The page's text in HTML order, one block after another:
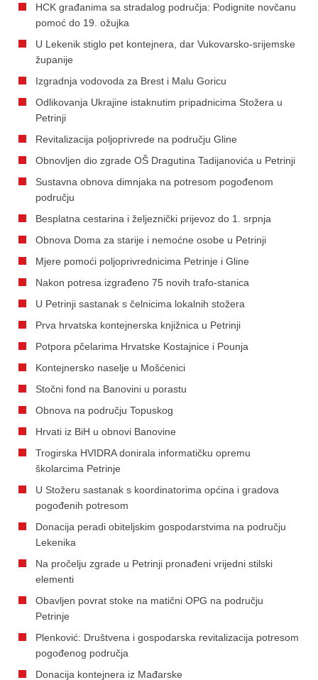
HCK građanima sa stradalog područja: Podignite novčanu
pomoć do 19. ožujka
U Lekenik stiglo pet kontejnera, dar Vukovarsko-srijemske
županije
Izgradnja vodovoda za Brest i Malu Goricu
Odlikovanja Ukrajine istaknutim pripadnicima Stožera u
Petrinji
Revitalizacija poljoprivrede na području Gline
Obnovljen dio zgrade OŠ Dragutina Tadijanovića u Petrinji
Sustavna obnova dimnjaka na potresom pogođenom
području
Besplatna cestarina i željeznički prijevoz do 1. srpnja
Obnova Doma za starije i nemoćne osobe u Petrinji
Mjere pomoći poljoprivrednicima Petrinje i Gline
Nakon potresa izgrađeno 75 novih trafo-stanica
U Petrinji sastanak s čelnicima lokalnih stožera
Prva hrvatska kontejnerska knjižnica u Petrinji
Potpora pčelarima Hrvatske Kostajnice i Pounja
Kontejnersko naselje u Mošćenici
Stočni fond na Banovini u porastu
Obnova na području Topuskog
Hrvati iz BiH u obnovi Banovine
Trogirska HVIDRA donirala informatičku opremu
školarcima Petrinje
U Stožeru sastanak s koordinatorima općina i gradova
pogođenih potresom
Donacija peradi obiteljskim gospodarstvima na području
Lekenika
Na pročelju zgrade u Petrinji pronađeni vrijedni stilski
elementi
Obavljen povrat stoke na matični OPG na području
Petrinje
Plenković: Društvena i gospodarska revitalizacija potresom
pogođenog područja
Donacija kontejnera iz Mađarske